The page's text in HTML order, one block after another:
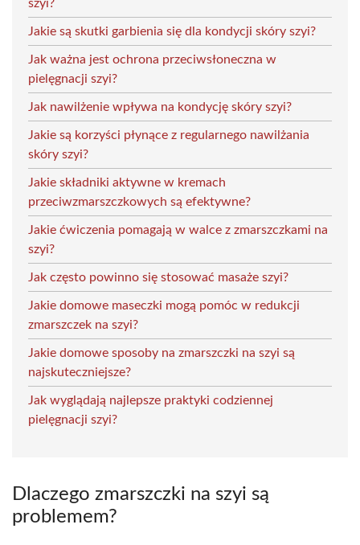
szyi?
Jakie są skutki garbienia się dla kondycji skóry szyi?
Jak ważna jest ochrona przeciwsłoneczna w
pielęgnacji szyi?
Jak nawilżenie wpływa na kondycję skóry szyi?
Jakie są korzyści płynące z regularnego nawilżania
skóry szyi?
Jakie składniki aktywne w kremach
przeciwzmarszczkowych są efektywne?
Jakie ćwiczenia pomagają w walce z zmarszczkami na
szyi?
Jak często powinno się stosować masaże szyi?
Jakie domowe maseczki mogą pomóc w redukcji
zmarszczek na szyi?
Jakie domowe sposoby na zmarszczki na szyi są
najskuteczniejsze?
Jak wyglądają najlepsze praktyki codziennej
pielęgnacji szyi?
Dlaczego zmarszczki na szyi są
problemem?